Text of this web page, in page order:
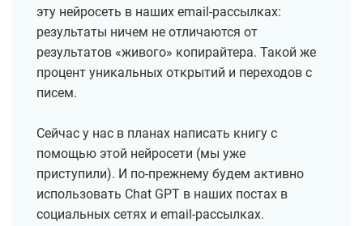
эту нейросеть в наших email-рассылках:
результаты ничем не отличаются от
результатов «живого» копирайтера. Такой же
процент уникальных открытий и переходов с
писем.
Сейчас у нас в планах написать книгу с
помощью этой нейросети (мы уже
приступили). И по-прежнему будем активно
использовать Chat GPT в наших постах в
социальных сетях и email-рассылках.